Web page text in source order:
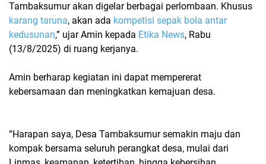
Tambaksumur akan digelar berbagai perlombaan. Khusus
karang taruna, akan ada kompetisi sepak bola antar
kedusunan,” ujar Amin kepada Etika News, Rabu
(13/8/2025) di ruang kerjanya.
Amin berharap kegiatan ini dapat mempererat
kebersamaan dan meningkatkan kemajuan desa.
“Harapan saya, Desa Tambaksumur semakin maju dan
kompak bersama seluruh perangkat desa, mulai dari